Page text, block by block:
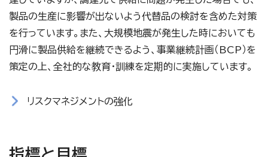
製品の生産に影響が出ないよう代替品の検討を含めた対策
を行っています。また、大規模地震が発生した時においても
円滑に製品供給を継続できるよう、事業継続計画（BCP）を
策定の上、全社的な教育・訓練を定期的に実施しています。
リスクマネジメントの強化
指標と目標